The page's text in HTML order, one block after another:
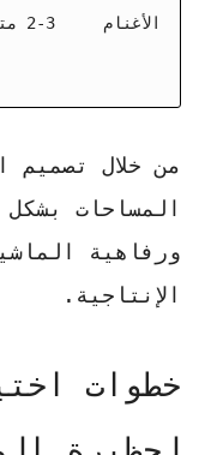
الأغنام 2-3 متر مربع
من خلال تصميم
المساحات
ورفاهية
الإنتاجية.
خطوات